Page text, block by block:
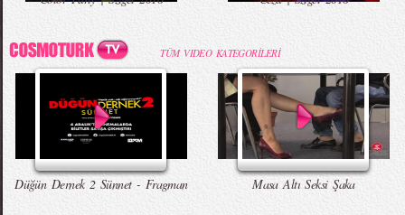
Erkekleri Seksi Gösteren Yedi Hareket
Düğün Dernek - Entarisi Dım Dım Yar -
Talking Tom Versiyon
Zara 2015 Yaz Lookbook Çıplak Aşçı Olay Yarattı
TÜM VIDEO KATEGORİLERİ
Düğün Dernek 2 Sünnet - Fragman Masa Altı Seksi Şaka